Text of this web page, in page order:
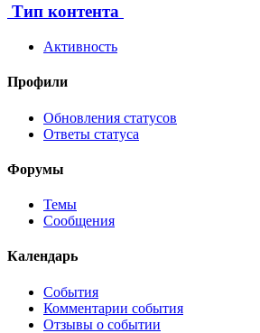
Тип контента
Активность
Профили
Обновления статусов
Ответы статуса
Форумы
Темы
Сообщения
Календарь
События
Комментарии события
Отзывы о событии